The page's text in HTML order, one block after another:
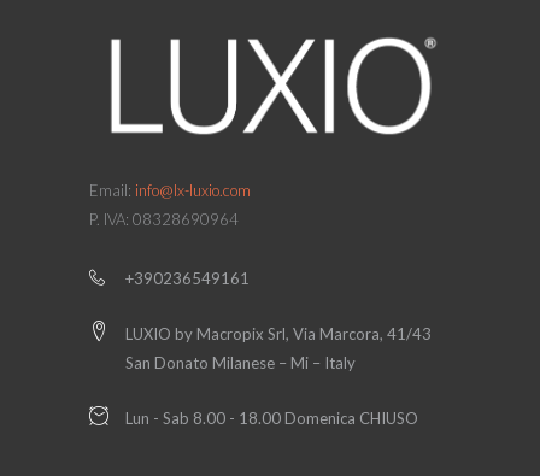
Email: info@lx-luxio.com
P. IVA: 08328690964
+390236549161
LUXIO by Macropix Srl, Via Marcora, 41/43
San Donato Milanese – Mi – Italy
Lun - Sab 8.00 - 18.00 Domenica CHIUSO